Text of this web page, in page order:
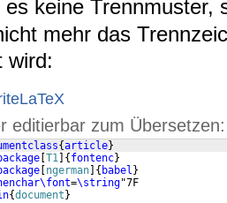
es keine Trennmuster,
mehr das
wird:
editierbar zum Übersetzen:
{article}
T1 { fontenc}
ngerman { babel }
=\string"7F
{document }